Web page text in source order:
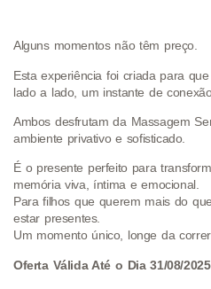
Alguns momentos não têm preço.
Esta experiência foi criada para
lado a lado, um instante de
Ambos desfrutam da Massagem
ambiente privativo e sofisticado.
É o presente perfeito para
memória viva, íntima e emocional.
Para filhos que querem mais do
estar presentes.
Um momento único, longe da
Oferta Válida Até o Dia 31/08/2025